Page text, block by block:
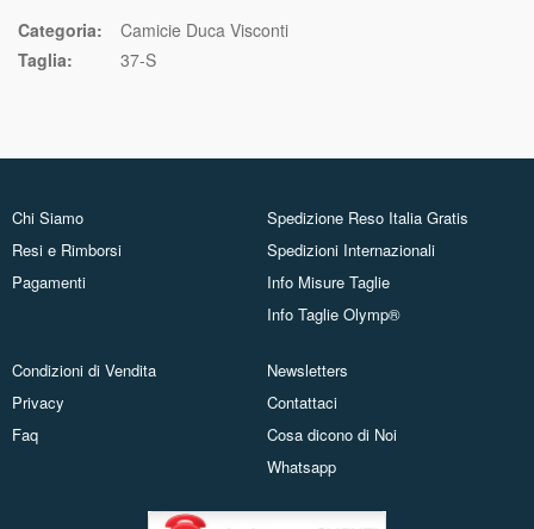
Categoria:
Camicie Duca Visconti
Taglia:
37-S
Chi Siamo
Resi e Rimborsi
Pagamenti
Spedizione Reso Italia Gratis
Spedizioni Internazionali
Info Misure Taglie
Info Taglie Olymp®
Condizioni di Vendita
Privacy
Faq
Newsletters
Contattaci
Cosa dicono di Noi
Whatsapp